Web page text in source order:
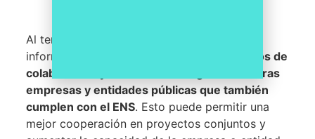
Al tener un marco común de seguridad de la
información,
se pueden establecer acuerdos de
colaboración y alianzas estratégicas con otras
empresas y entidades públicas que también
cumplen con el ENS. Esto puede permitir una
mejor cooperación en proyectos conjuntos y